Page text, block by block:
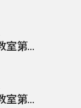
YINKA地理教室第一冊 P181-182
YINKA地理教室第一冊 P2